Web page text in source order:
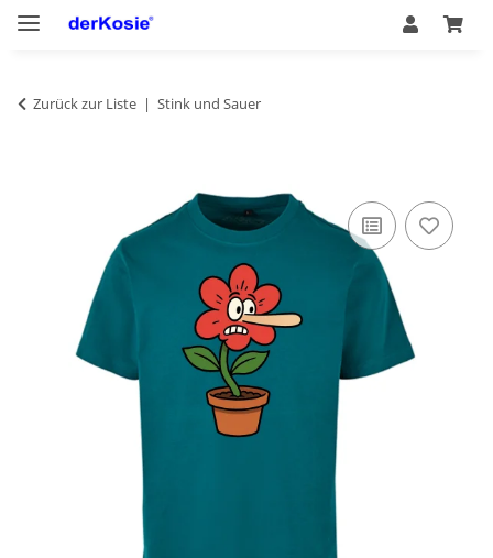
Zurück zur Liste Stink und Sauer